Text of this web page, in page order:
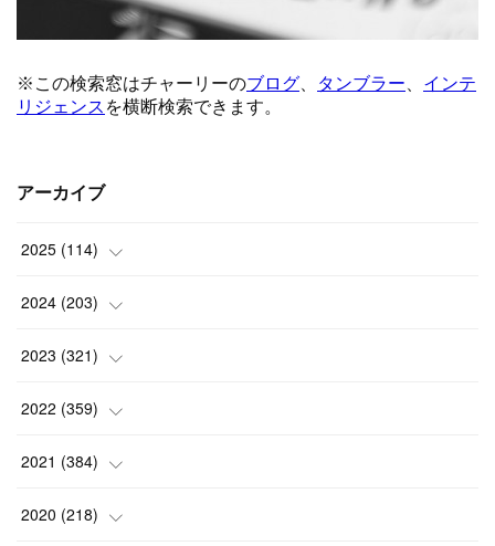
アーカイブ
2025 (114)
(1)
(8)
(6)
(9 )
( 5 )
2024 (203)
(24)
(10)
(18)
(17)
2023 (321)
(25)
(17)
(35)
2022 (359)
(42)
(37)
2021 (384)
(9)
2020 (218)